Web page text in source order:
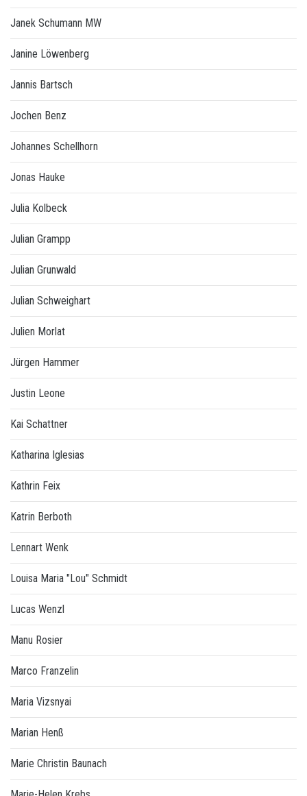
Janek Schumann MW
Janine Löwenberg
Jannis Bartsch
Jochen Benz
Johannes Schellhorn
Jonas Hauke
Julia Kolbeck
Julian Grampp
Julian Grunwald
Julian Schweighart
Julien Morlat
Jürgen Hammer
Justin Leone
Kai Schattner
Katharina Iglesias
Kathrin Feix
Katrin Berboth
Lennart Wenk
Louisa Maria "Lou" Schmidt
Lucas Wenzl
Manu Rosier
Marco Franzelin
Maria Vizsnyai
Marian Henß
Marie Christin Baunach